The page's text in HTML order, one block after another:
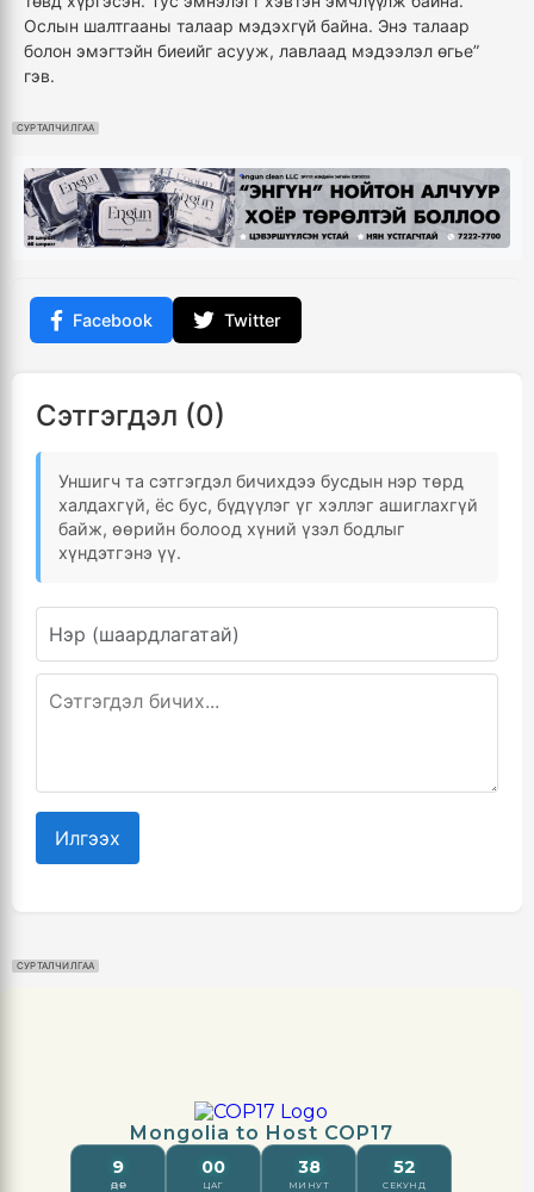
Ослын шалтгааны талаар мэдэхгүй байна. Энэ талаар
болон эмэгтэйн биеийг асууж, лавлаад мэдээлэл өгье”
гэв.
СУРТАЛЧИЛГАА
Facebook Twitter
Сэтгэгдэл (0)
Уншигч та сэтгэгдэл бичихдээ бусдын нэр төрд
халдахгүй, ёс бус, бүдүүлэг үг хэллэг ашиглахгүй
байж, өөрийн болоод хүний үзэл бодлыг
хүндэтгэнэ үү.
Илгээх
СУРТАЛЧИЛГАА